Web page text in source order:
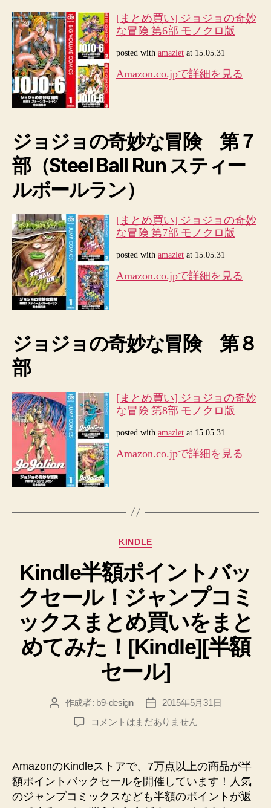
[まとめ買い] ジョジョの奇妙
な冒険 第6部 モノクロ版
posted with amazlet at 15.05.31
Amazon.co.jpで詳細を見る
ジョジョの奇妙な冒険 第７
部（Steel Ball Run スティー
ルボールラン）
[まとめ買い] ジョジョの奇妙
な冒険 第7部 モノクロ版
posted with amazlet at 15.05.31
Amazon.co.jpで詳細を見る
ジョジョの奇妙な冒険 第８
部
[まとめ買い] ジョジョの奇妙
な冒険 第8部 モノクロ版
posted with amazlet at 15.05.31
Amazon.co.jpで詳細を見る
カ
ゴ
リ
ー
KINDLE
Kindle半額ポイントバッ
クセール！ジャンプコミ
ックスまとめ買いをまと
めてみた！[Kindle][半額
セール]
投 作成者: b9-design
投
稿
日
2015年5月31日
Kindle
ポ
ン
ト
コメントはまだありません
AmazonのKindleストアで、7万点以上の商品が半
額ポイントバックセールを開催しています！人気
のジャンプコミックスなども半額のポイントが返